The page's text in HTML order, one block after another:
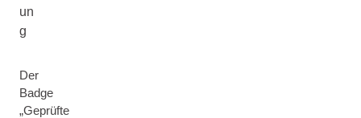
un
g
Der
Badge
„Geprüfte